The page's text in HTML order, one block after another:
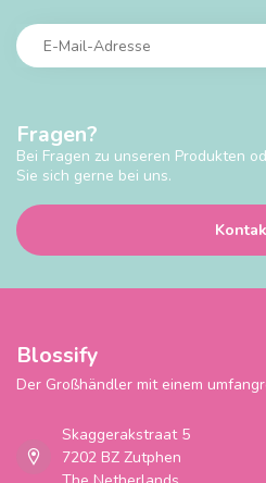
Fragen?
Bei Fragen zu unseren Produkten
Sie sich gerne bei uns.
Blossify
Der Großhändler mit einem
Skaggerakstraat 5
7202 BZ Zutphen